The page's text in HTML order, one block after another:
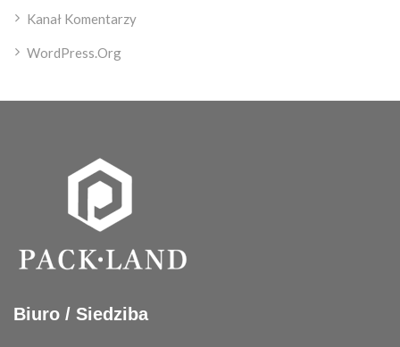
Kanał Komentarzy
WordPress.org
Biuro / Siedziba